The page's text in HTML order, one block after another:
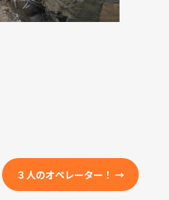
３人のオペレーター！→